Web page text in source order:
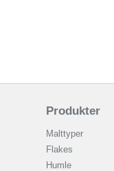
Produkter
Malttyper
Flakes
Humle